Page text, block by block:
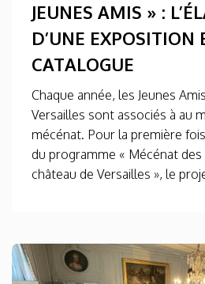
JEUNES AMIS » :
D’UNE EXPOSITION
CATALOGUE
Chaque année, les Jeunes
Versailles sont associés à au
mécénat. Pour la première
du programme « Mécénat des
château de Versailles », le